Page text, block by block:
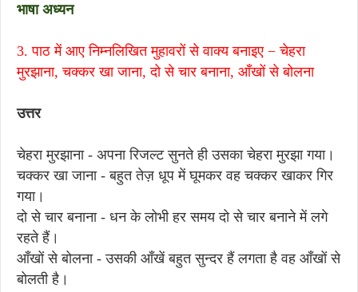
भाषा अध्यन
3. पाठ में आए निम्नलिखित मुहावरों से वाक्य बनाइए − चेहरा
मुरझाना, चक्कर खा जाना, दो से चार बनाना, आँखों से बोलना
उत्तर
चेहरा मुरझाना - अपना रिजल्ट सुनते ही उसका चेहरा मुरझा गया।
चक्कर खा जाना - बहुत तेज़ धूप में घूमकर वह चक्कर खाकर गिर
गया।
दो से चार बनाना - धन के लोभी हर समय दो से चार बनाने में लगे
रहते हैं।
आँखों से बोलना - उसकी आँखें बहुत सुन्दर हैं लगता है वह आँखों से
बोलती है।